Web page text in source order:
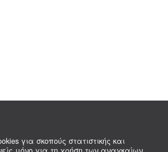
για σκοπούς στατιστικής και